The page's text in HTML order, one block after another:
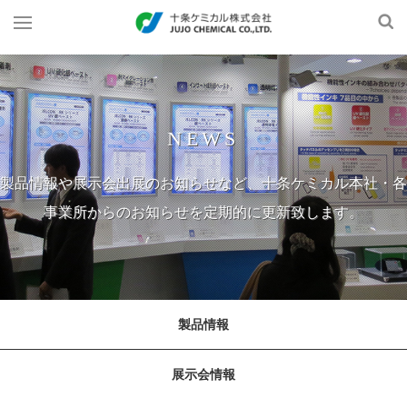
NEWS
製品情報や展示会出展のお知らせなど、十条ケミカル本社・各
事業所からのお知らせを定期的に更新致します。
製品情報
展示会情報